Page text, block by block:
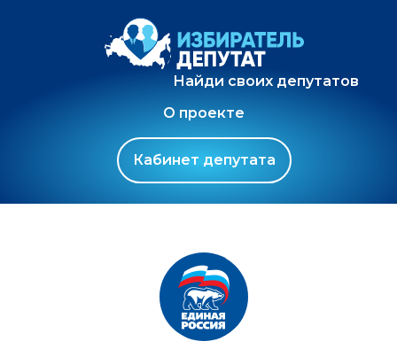
Найди своих депутатов
О проекте
Кабинет депутата